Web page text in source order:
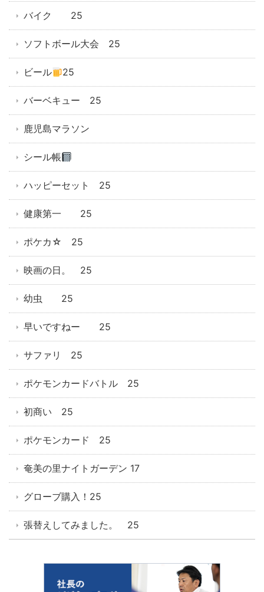
バイク 25
ソフトボール大会 25
ビール 25
バーベキュー 25
鹿児島マラソン
シール帳
ハッピーセット 25
健康第一 25
ポケカ☆ 25
映画の日。 25
幼虫 25
早いですねー 25
サファリ 25
ポケモンカードバトル 25
初商い 25
ポケモンカード 25
奄美の里ナイトガーデン 17
グローブ購入！25
張替えしてみました。 25